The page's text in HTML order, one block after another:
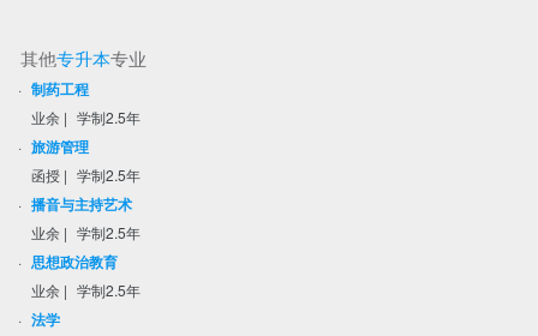
其他专升本专业
· 制药工程
业余 | 学制2.5年
· 旅游管理
函授 | 学制2.5年
· 播音与主持艺术
业余 | 学制2.5年
· 思想政治教育
业余 | 学制2.5年
· 法学